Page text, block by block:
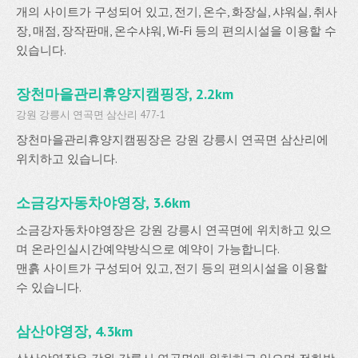
개의 사이트가 구성되어 있고, 전기, 온수, 화장실, 샤워실, 취사
장, 매점, 장작판매, 온수샤워, Wi-Fi 등의 편의시설을 이용할 수
있습니다.
장천마을관리휴양지캠핑장, 2.2km
강원 강릉시 연곡면 삼산리 477-1
장천마을관리휴양지캠핑장은 강원 강릉시 연곡면 삼산리에
위치하고 있습니다.
소금강자동차야영장, 3.6km
소금강자동차야영장은 강원 강릉시 연곡면에 위치하고 있으
며 온라인실시간예약방식으로 예약이 가능합니다.
맨흙 사이트가 구성되어 있고, 전기 등의 편의시설을 이용할
수 있습니다.
삼산야영장, 4.3km